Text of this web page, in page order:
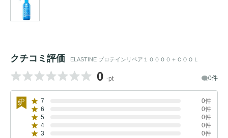
クチコミ評価 ELASTINE プロテインリペア１００００＋ＣＯＯＬ
0 -pt 0件
7
0件
6
0件
5
0件
4
0件
3
0件